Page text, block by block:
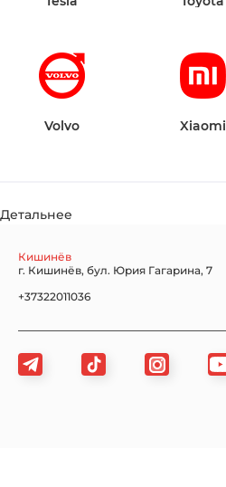
Volvo Xiaomi
Детальнее
Кишинёв
г. Кишинёв, бул. Юрия Гагарина, 7
+37322011036